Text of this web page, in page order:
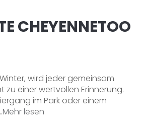
CHEYENNETOO
wird jeder gemeinsam
einer wertvollen Erinnerung.
im Park oder einem
Mehr lesen